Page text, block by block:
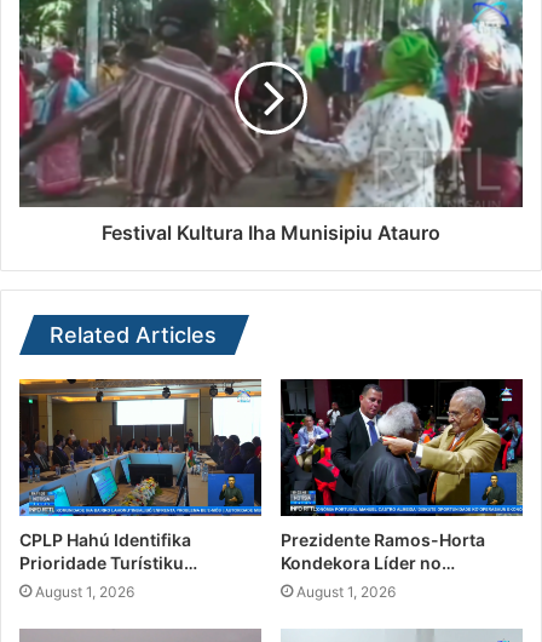
Festival Kultura Iha Munisipiu Atauro
Related Articles
CPLP Hahú Identifika
Prioridade Turístiku…
August 1, 2026
Prezidente Ramos-Horta
Kondekora Líder no…
August 1, 2026